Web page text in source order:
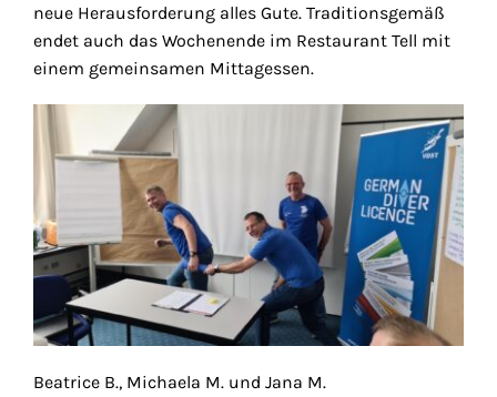
neue Herausforderung alles Gute. Traditionsgemäß
endet auch das Wochenende im Restaurant Tell mit
einem gemeinsamen Mittagessen.
Beatrice B., Michaela M. und Jana M.